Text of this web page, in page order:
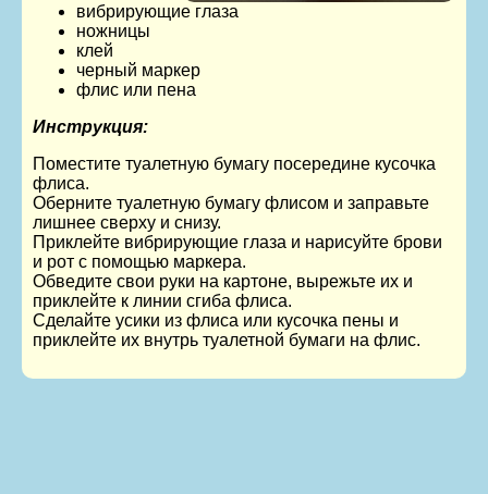
вибрирующие глаза
ножницы
клей
черный маркер
флис или пена
Инструкция:
Поместите туалетную бумагу посередине кусочка
флиса.
Оберните туалетную бумагу флисом и заправьте
лишнее сверху и снизу.
Приклейте вибрирующие глаза и нарисуйте брови
и рот с помощью маркера.
Обведите свои руки на картоне, вырежьте их и
приклейте к линии сгиба флиса.
Сделайте усики из флиса или кусочка пены и
приклейте их внутрь туалетной бумаги на флис.